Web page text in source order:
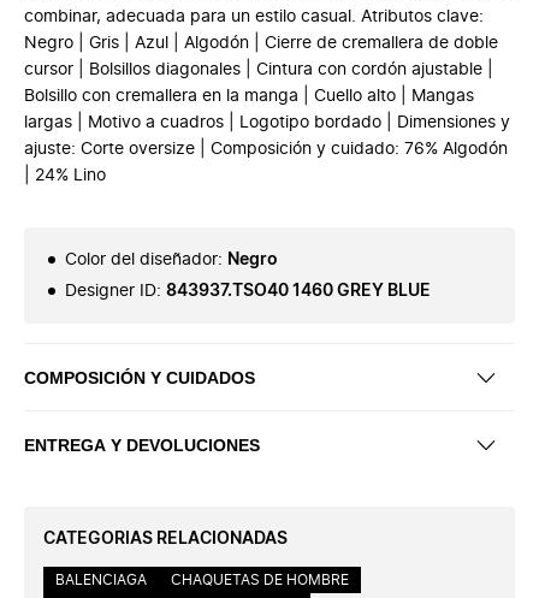
combinar, adecuada para un estilo casual. Atributos clave:
Negro | Gris | Azul | Algodón | Cierre de cremallera de doble
cursor | Bolsillos diagonales | Cintura con cordón ajustable |
Bolsillo con cremallera en la manga | Cuello alto | Mangas
largas | Motivo a cuadros | Logotipo bordado | Dimensiones y
ajuste: Corte oversize | Composición y cuidado: 76% Algodón
| 24% Lino
Color del diseñador: Negro
Designer ID: 843937.TSO40 1460 GREY BLUE
COMPOSICIÓN Y CUIDADOS
ENTREGA Y DEVOLUCIONES
CATEGORIAS RELACIONADAS
BALENCIAGA
CHAQUETAS DE HOMBRE